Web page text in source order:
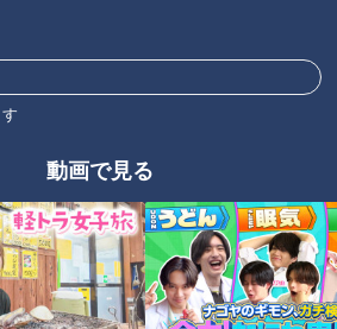
動画で見る
わすア
がら炎の中を裸で疾走する「神
戸山王まつり」